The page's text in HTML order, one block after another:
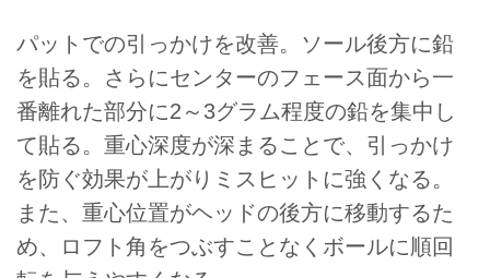
パットでの引っかけを改善。ソール後方に鉛
を貼る。さらにセンターのフェース面から一
番離れた部分に2～3グラム程度の鉛を集中し
て貼る。重心深度が深まることで、引っかけ
を防ぐ効果が上がりミスヒットに強くなる。
また、重心位置がヘッドの後方に移動するた
め、ロフト角をつぶすことなくボールに順回